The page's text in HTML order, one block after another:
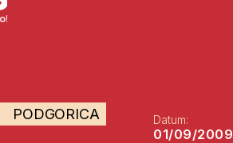
PODGORICA
Datum:
01/09/2009